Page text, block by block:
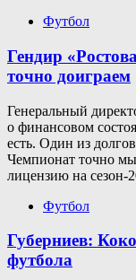
Футбол
Гендир
точно доиграем
Генеральный
о финансовом
есть. Один из
Чемпионат точно мы
лицензию на сезон-
Футбол
Губерниев:
футбола